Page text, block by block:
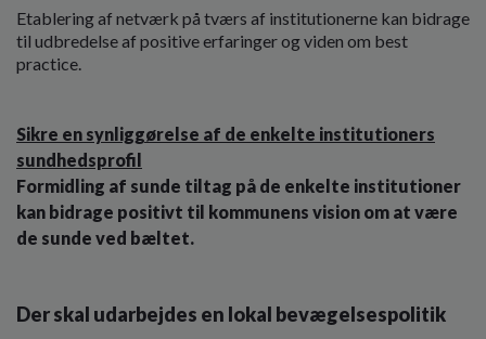
Etablering af netværk på tværs af institutionerne kan bidrage
til udbredelse af positive erfaringer og viden om best
practice.
Sikre en synliggørelse af de enkelte institutioners
sundhedsprofil
Formidling af sunde tiltag på de enkelte institutioner
kan bidrage positivt til kommunens vision om at være
de sunde ved bæltet.
Der skal udarbejdes en lokal bevægelsespolitik